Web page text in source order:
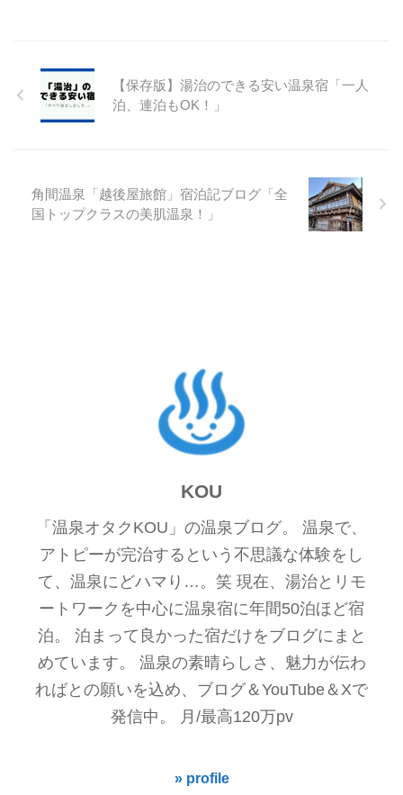
【保存版】湯治のできる安い温泉宿「一人
泊、連泊もOK！」
角間温泉「越後屋旅館」宿泊記ブログ「全
国トップクラスの美肌温泉！」
KOU
「温泉オタクKOU」の温泉ブログ。 温泉で、
アトピーが完治するという不思議な体験をし
て、温泉にどハマり…。笑 現在、湯治とリモ
ートワークを中心に温泉宿に年間50泊ほど宿
泊。 泊まって良かった宿だけをブログにまと
めています。 温泉の素晴らしさ、魅力が伝わ
ればとの願いを込め、ブログ＆YouTube＆Xで
発信中。 月/最高120万pv
» profile